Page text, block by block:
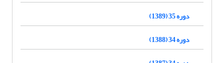
دوره 35 (1389)
دوره 34 (1388)